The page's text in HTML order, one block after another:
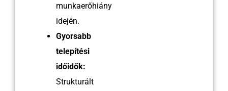
munkaerőhiány
idején.
Gyorsabb
telepítési
időidők:
Strukturált